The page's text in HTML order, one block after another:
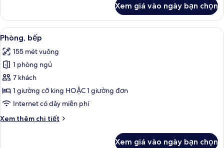
Phòng,
bếp
Xem giá vào ngày bạn chọn
Xem
tất
cả
ảnh
Phòng,
bếp
Bộ trải giường bằng vải cotton Ai
9
Phòng, bếp
155 mét vuông
1 phòng ngủ
7 khách
1 giường cỡ king HOẶC 1 giường đơn
Internet có dây miễn phí
Xem thêm chi tiết
Chi
Xem giá vào ngày bạn chọn